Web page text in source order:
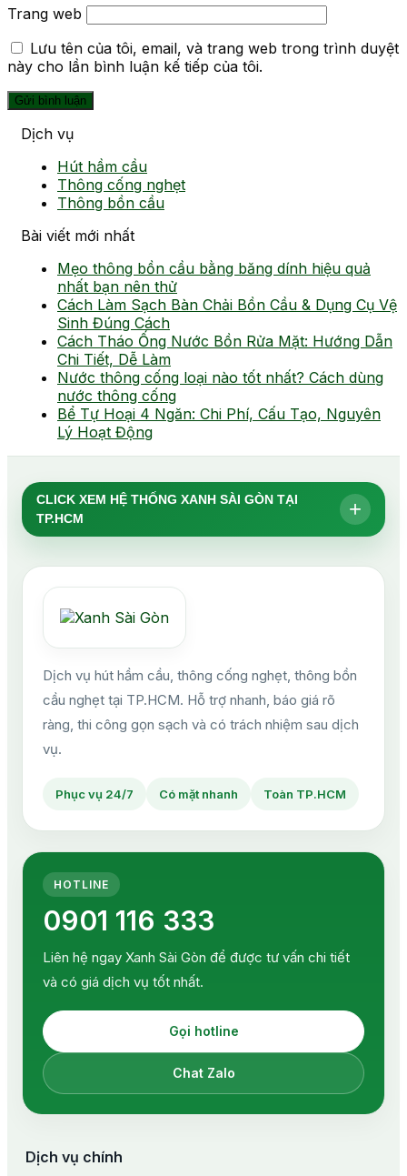
Trang web
Lưu tên của tôi, email, và trang web trong trình duyệt
này cho lần bình luận kế tiếp của tôi.
Dịch vụ
Hút hầm cầu
Thông cống nghẹt
Thông bồn cầu
Bài viết mới nhất
Mẹo thông bồn cầu bằng băng dính hiệu quả
nhất bạn nên thử
Cách Làm Sạch Bàn Chải Bồn Cầu & Dụng Cụ Vệ
Sinh Đúng Cách
Cách Tháo Ống Nước Bồn Rửa Mặt: Hướng Dẫn
Chi Tiết, Dễ Làm
Nước thông cống loại nào tốt nhất? Cách dùng
nước thông cống
Bể Tự Hoại 4 Ngăn: Chi Phí, Cấu Tạo, Nguyên
Lý Hoạt Động
CLICK XEM HỆ THỐNG XANH SÀI GÒN TẠI
TP.HCM
+
Dịch vụ hút hầm cầu, thông cống nghẹt, thông bồn
cầu nghẹt tại TP.HCM. Hỗ trợ nhanh, báo giá rõ
ràng, thi công gọn sạch và có trách nhiệm sau dịch
vụ.
Phục vụ 24/7 Có mặt nhanh Toàn TP.HCM
HOTLINE
0901 116 333
Liên hệ ngay Xanh Sài Gòn để được tư vấn chi tiết
và có giá dịch vụ tốt nhất.
Gọi hotline
Chat Zalo
Dịch vụ chính